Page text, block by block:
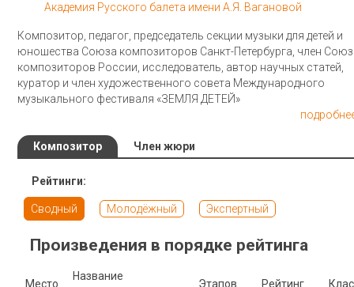
Академия Русского балета имени А.Я. Вагановой
Композитор, педагог, председатель секции музыки для детей и
юношества Союза композиторов Санкт-Петербурга, член
композиторов России, исследователь, автор научных статей,
куратор и член художественного совета Международного
музыкального фестиваля «ЗЕМЛЯ ДЕТЕЙ»
Композитор Член жюри
Рейтинги:
Сводный Молодёжный Экспертный
Произведения в порядке рейтинга
Место
Название
Этапов Рейтинг